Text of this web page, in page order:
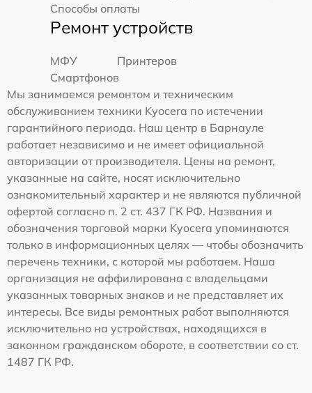
Способы оплаты
Ремонт устройств
МФУ
Принтеров
Смартфонов
Мы занимаемся ремонтом и техническим
обслуживанием техники Kyocera по истечении
гарантийного периода. Наш центр в Барнауле
работает независимо и не имеет официальной
авторизации от производителя. Цены на ремонт,
указанные на сайте, носят исключительно
ознакомительный характер и не являются публичной
офертой согласно п. 2 ст. 437 ГК РФ. Названия и
обозначения торговой марки Kyocera упоминаются
только в информационных целях — чтобы обозначить
перечень техники, с которой мы работаем. Наша
организация не аффилирована с владельцами
указанных товарных знаков и не представляет их
интересы. Все виды ремонтных работ выполняются
исключительно на устройствах, находящихся в
законном гражданском обороте, в соответствии со ст.
1487 ГК РФ.